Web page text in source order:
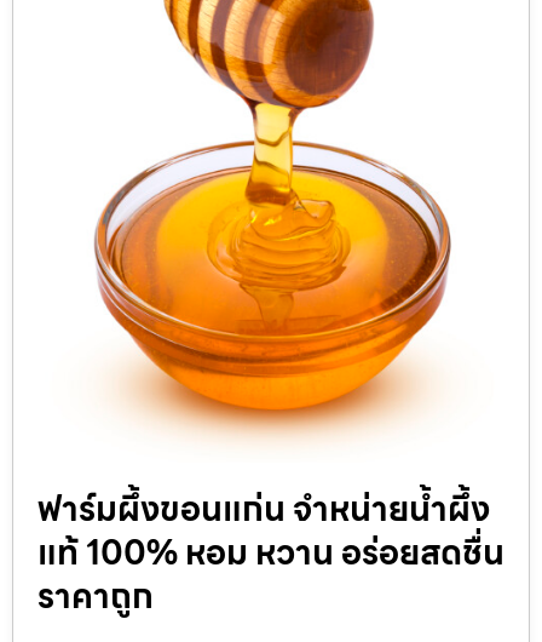
ฟาร์มผึ้งขอนแก่น จำหน่ายน้ำผึ้ง
แท้ 100% หอม หวาน อร่อยสดชื่น
ราคาถูก